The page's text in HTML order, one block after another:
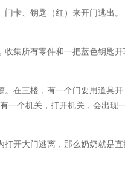
卡、钥匙（红）来开门逃出。
所有零件和一把蓝色钥匙开
三楼，有一个门要用道具开
一个机关，打开机关，会出现
大门逃离，那么奶奶就是直